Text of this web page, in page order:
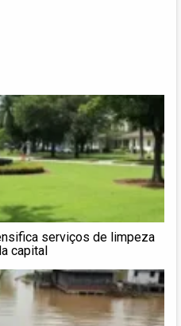
serviços de limpeza
capital